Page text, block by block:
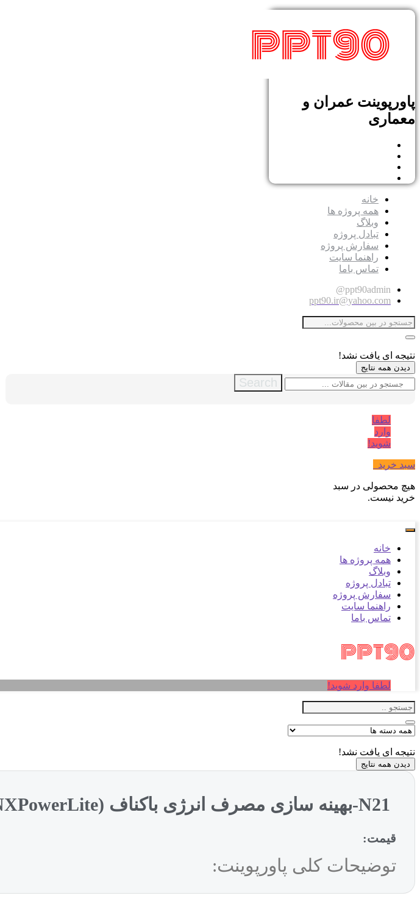
پاورپوینت عمران و
معماری
خانه
همه پروژه ها
وبلاگ
تبادل پروژه
سفارش پروژه
راهنما سایت
تماس باما
ppt90admin@
ppt90.ir@yahoo.com
نتیجه ای یافت نشد!
دیدن همه نتایج
Search
لطفا
وارد
شوید!
سبد خرید
هیچ محصولی در سبد
خرید نیست.
خانه
همه پروژه ها
وبلاگ
تبادل پروژه
سفارش پروژه
راهنما سایت
تماس باما
لطفا وارد شوید!
نتیجه ای یافت نشد!
دیدن همه نتایج
N21-بهینه سازی مصرف انرژی باکناف (NXPowerLite)
قیمت:
توضیحات کلی پاورپوینت: